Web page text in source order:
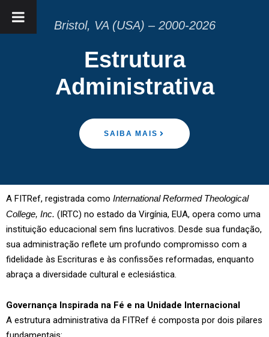
Bristol, VA (USA) – 2000-2026
Estrutura
Administrativa
SAIBA MAIS
A FITRef, registrada como International Reformed Theological
College, Inc. (IRTC) no estado da Virgínia, EUA, opera como uma
instituição educacional sem fins lucrativos. Desde sua fundação,
sua administração reflete um profundo compromisso com a
fidelidade às Escrituras e às confissões reformadas, enquanto
abraça a diversidade cultural e eclesiástica.
Governança Inspirada na Fé e na Unidade Internacional
A estrutura administrativa da FITRef é composta por dois pilares